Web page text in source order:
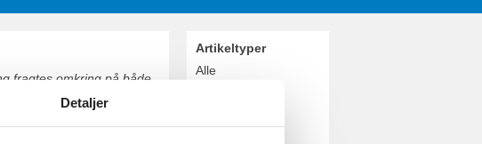
fragtes omkring på både
Markuspladsen,
af byens kanaler.
har tilbragt resten af livet
Artikeltyper
Alle
Detaljer